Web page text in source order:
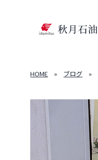
HOME » ブログ »